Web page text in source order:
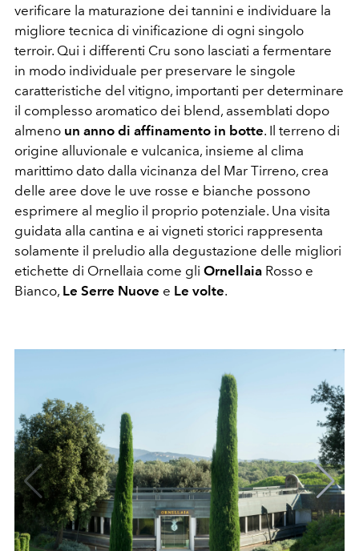
verificare la maturazione dei tannini e individuare la
migliore tecnica di vinificazione di ogni singolo
terroir. Qui i differenti Cru sono lasciati a fermentare
in modo individuale per preservare le singole
caratteristiche del vitigno, importanti per determinare
il complesso aromatico dei blend, assemblati dopo
almeno un anno di affinamento in botte. Il terreno di
origine alluvionale e vulcanica, insieme al clima
marittimo dato dalla vicinanza del Mar Tirreno, crea
delle aree dove le uve rosse e bianche possono
esprimere al meglio il proprio potenziale. Una visita
guidata alla cantina e ai vigneti storici rappresenta
solamente il preludio alla degustazione delle migliori
etichette di Ornellaia come gli Ornellaia Rosso e
Bianco, Le Serre Nuove e Le volte.